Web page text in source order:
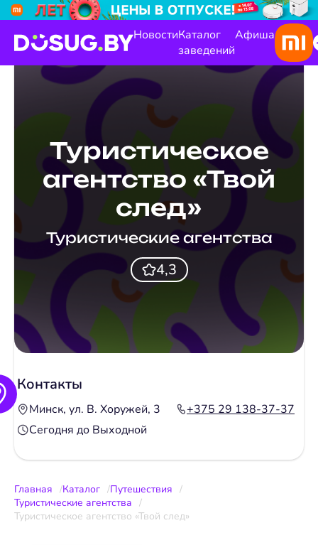
НовостиКаталог
заведений
Афиша
Туристическое
агентство «Твой
след»
Туристические агентства
4,3
Контакты
Минск, ул. В. Хоружей, 3
+375 29 138-37-37
Сегодня до Выходной
Главная Каталог
Путешествия
Туристические агентства
Туристическое агентство «Твой след»